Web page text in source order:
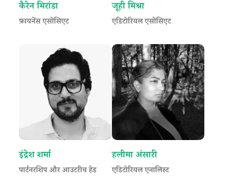
कैरेन मिरांडा
फ़ायनेंस एसोसिएट
जूही मिश्रा
एडिटोरियल एसोसिएट
इंद्रेश शर्मा
पार्टनरशिप और आउटरीच हेड
हलीमा अंसारी
एडिटोरियल एनालिस्ट